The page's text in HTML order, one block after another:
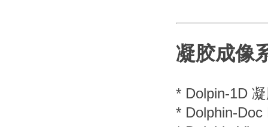
凝胶成像
* Dolpin-1D
* Dolphin-